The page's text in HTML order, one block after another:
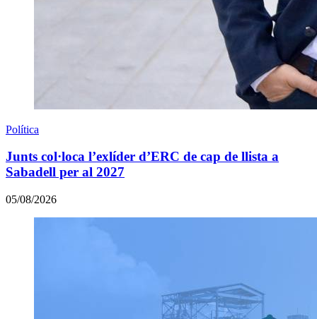
Política
Junts col·loca l’exlíder d’ERC de cap de llista a
Sabadell per al 2027
05/08/2026